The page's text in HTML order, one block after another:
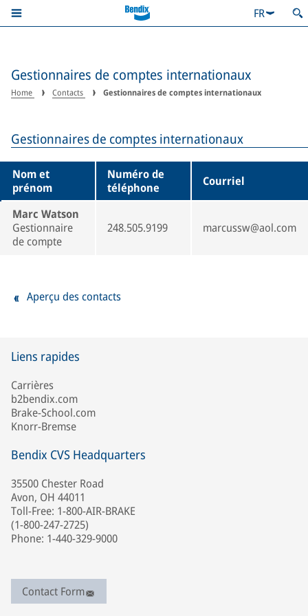
FR
Gestionnaires de comptes internationaux
Home Contacts Gestionnaires de comptes internationaux
Gestionnaires de comptes internationaux
Nom et
prénom
Numéro de
téléphone
Courriel
Marc Watson
Gestionnaire
de compte
248.505.9199 marcussw@aol.com
Aperçu des contacts
Liens rapides
Carrières
b2bendix.com
Brake-School.com
Knorr-Bremse
Bendix CVS Headquarters
35500 Chester Road
Avon, OH 44011
Toll-Free: 1-800-AIR-BRAKE
(1-800-247-2725)
Phone: 1-440-329-9000
Contact Form